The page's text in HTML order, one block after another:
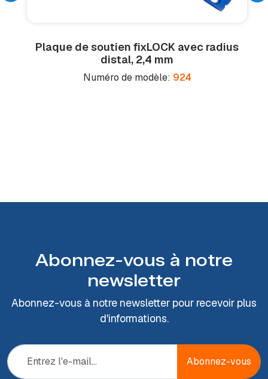
Plaque de soutien fixLOCK avec radius
distal, 2,4 mm
Numéro de modèle: 924
Abonnez-vous à notre
newsletter
Abonnez-vous à notre newsletter pour recevoir plus
d'informations.
Abonnez-vous